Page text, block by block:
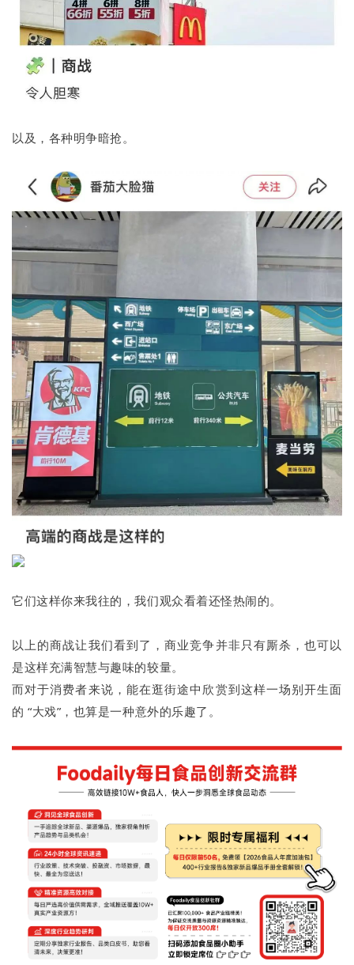
以及，各种明争暗抢。
它们这样你来我往的，我们观众看着还怪热闹的。
以上的商战让我们看到了，商业竞争并非只有厮杀，也可以
是这样充满智慧与趣味的较量。
而对于消费者来说，能在逛街途中欣赏到这样一场别开生面
的 “大戏”，也算是一种意外的乐趣了。